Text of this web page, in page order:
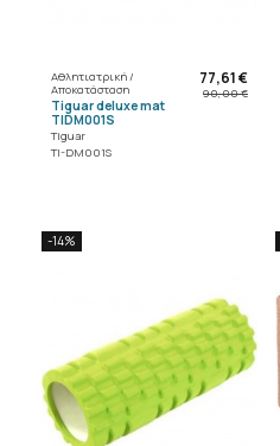
Αθλητιατρική /
Αποκατάσταση
Tiguar deluxe mat
TIDM001S
Tiguar
TI-DM001S
77,61 €
90,00 €
-14%